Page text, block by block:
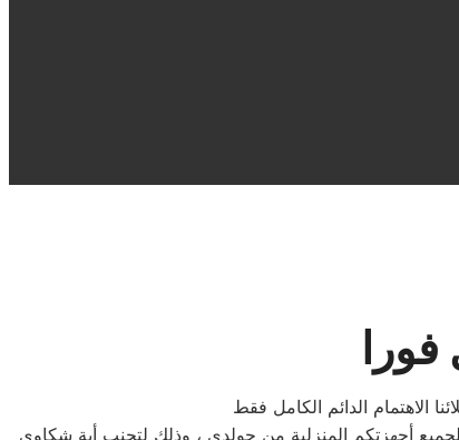
الاهتمام الدائم الكامل فقط
أجهزتكم المنزلية من جولدي ، وذلك لتجنب أية شكاوى